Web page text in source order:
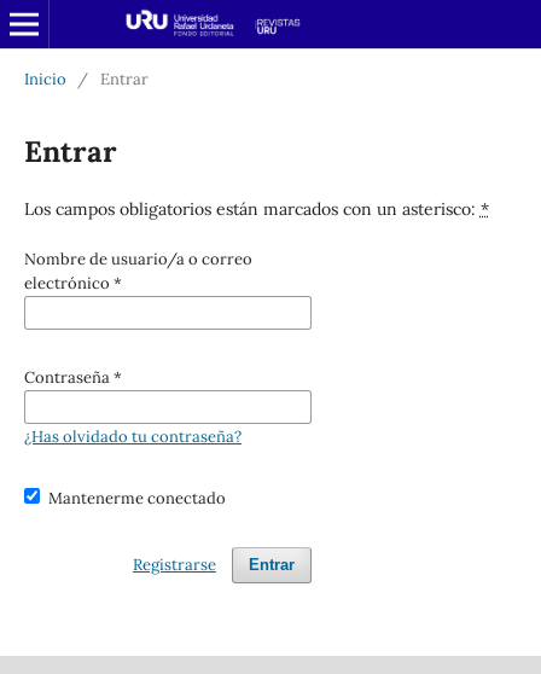
Inicio / Entrar
Entrar
Los campos obligatorios están marcados con un asterisco: *
Nombre de usuario/a o correo
electrónico *
Contraseña*
¿Has olvidado tu contraseña?
Mantenerme conectado
Entrar
Registrarse